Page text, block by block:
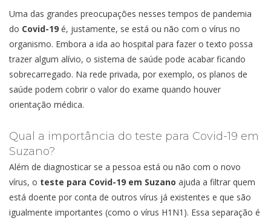
Uma das grandes preocupações nesses tempos de pandemia
do Covid-19 é, justamente, se está ou não com o vírus no
organismo. Embora a ida ao hospital para fazer o texto possa
trazer algum alívio, o sistema de saúde pode acabar ficando
sobrecarregado. Na rede privada, por exemplo, os planos de
saúde podem cobrir o valor do exame quando houver
orientação médica.
Qual a importância do teste para Covid-19 em
Suzano?
Além de diagnosticar se a pessoa está ou não com o novo
vírus, o teste para Covid-19 em Suzano ajuda a filtrar quem
está doente por conta de outros vírus já existentes e que são
igualmente importantes (como o vírus H1N1). Essa separação é